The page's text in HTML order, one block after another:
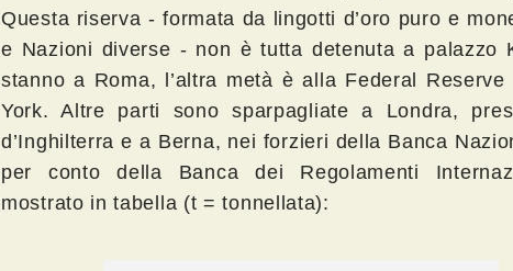
Questa riserva - formata da lingotti d’oro puro e
e Nazioni diverse - non è tutta detenuta a palazzo
stanno a Roma, l’altra metà è alla Federal
York. Altre parti sono sparpagliate a Londra,
d’Inghilterra e a Berna, nei forzieri della Banca
per conto della Banca dei Regolamenti
mostrato in tabella (t = tonnellata):